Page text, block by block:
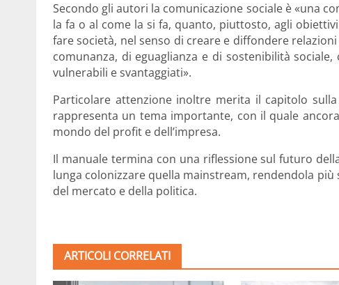
Secondo gli autori la comunicazione sociale è «una
la fa o al come la si fa, quanto, piuttosto, agli
fare società, nel senso di creare e diffondere
comunanza, di eguaglianza e di sostenibilità
vulnerabili e svantaggiati».
Particolare attenzione inoltre merita il capitolo
rappresenta un tema importante, con il quale
mondo del profit e dell’impresa.
Il manuale termina con una riflessione sul futuro
lunga colonizzare quella mainstream, rendendola
del mercato e della politica.
ARTICOLI CORRELATI